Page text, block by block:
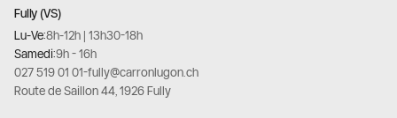
Fully (VS)
Lu-Ve:8h-12h | 13h30-18h
Samedi:9h - 16h
027 519 01 01-fully@carronlugon.ch
Route de Saillon 44, 1926 Fully